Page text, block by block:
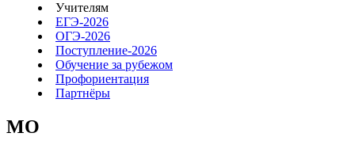
Учителям
ЕГЭ-2026
ОГЭ-2026
Поступление-2026
Обучение за рубежом
Профориентация
Партнёры
MO